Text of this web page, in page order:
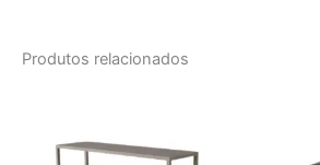
Produtos relacionados